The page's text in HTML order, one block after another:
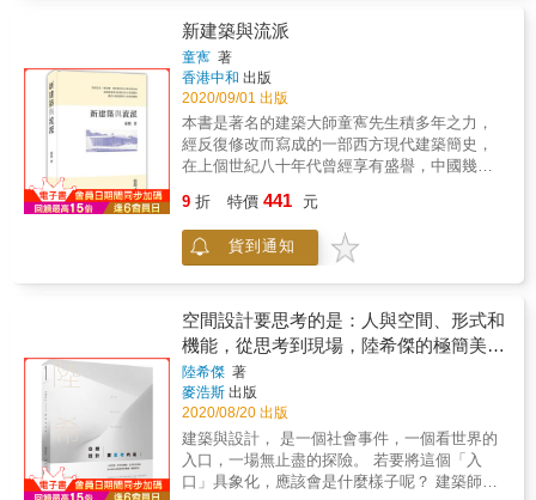
有更深切的認識。
「軟體硬體一步到位」、「創新規畫系統化經
營」的專業高齡住宅典範，它將提供高齡長者
豐盛且繽紛的銀髮新人生！
｜ ▷第一步：訓練手和眼，觸發對空間敏銳的
感受力； ▷第二步：用理性空間思考鍛鍊腦
部，用文字推演訓練增強邏輯性； ▷第三步：
用溫暖與感性的圖面傳遞思考，詮釋獨特而全
面的建築計畫。 本書將整個建築設計學習過程
分階段鋪排，讓讀者一步一步練習，就算沒有
上過任何一堂建築課，都可以輕鬆入門，領會
獨到、有趣的建築設計。 & ｜必做的挑選、臨
摹、分解練習｜ 建築設計是眼、手、腦的共同
搭載複雜的文字化和邏輯推理。訓練手眼腦，
將增強對空間的感受力。 每個章節附有必會練
習，從挑選案例、拆解建築方法、臨摹重點，
培養以下能力，最終成為創意十足、提案順利
的建築腦。 & 【建築師必備武器】 包含空間概
念養成，法規嫺熟度，繪圖技巧與方法。建築
設計不只是空間與結構的技術， 更是探討人的
行為、角色與空間之間關係的學問 & 【建築師
的高度】 空間泡泡圖、初步建築平面，訓練邏
輯性；景觀零件利用分區、產生鋪面系統。在
圖面上表現出來對社會與環境的關心、對空間
的熟悉度與深度思考，才稱得上是一個「建築
新建築與流派
童寯 著
香港中和 出版
2020/09/01 出版
本書是著名的建築大師童寯先生積多年之力，
經反復修改而寫成的一部西方現代建築簡史，
在上個世紀八十年代曾經享有盛譽，中國幾代
授總結了19世紀中葉以來建築的演變和流派的
相互影響，為我們描繪了現代建築由萌芽、成
長到繁榮的鮮明而完整的全景，並以探索中國
風格流派及其代表人物為線索分別一一加以評
述，展現了20世紀各位建築大師的風采。 & 本
書特色 & 1. 中國現代建築大師的西方建築綜論
& 2. 作者童寯是「中國建築四傑」之一，近代
研究中國古代園林的第一人。他與梁思成、陳
植、林徽因等人同學，曾師承美國水彩大師道
森，他的建築設計遍佈上海、南京等地，至今
成為地標，很多年以來，他都是建築界的標誌
性人物，桃李滿天下，因為不屈服的性格和不
9 折 特價 441 元
貨到通知
空間設計要思考的是：人與空間、形式和
機能，從思考到現場，陸希傑的極簡美學
與實踐(暢銷改版)
陸希傑 著
麥浩斯 出版
2020/08/20 出版
建築與設計， 是一個社會事件，一個看世界的
入口，一場無止盡的探險。 若要將這個「入
口」具象化，應該會是什麼樣子呢？ 建築師阮